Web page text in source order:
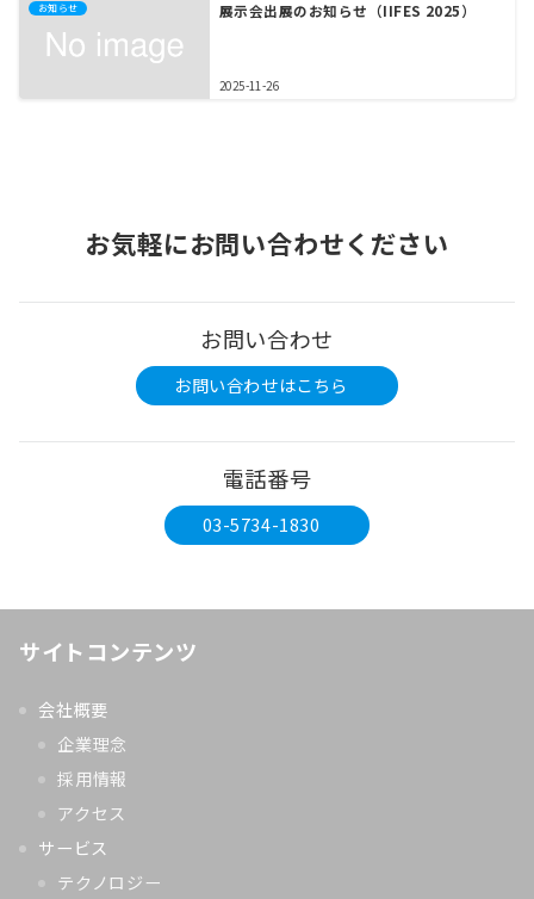
お知らせ 展示会出展のお知らせ（IIFES 2025）
2025-11-26
お気軽にお問い合わせください
お問い合わせ
お問い合わせはこちら
電話番号
03-5734-1830
サイトコンテンツ
会社概要
企業理念
採用情報
アクセス
サービス
テクノロジー